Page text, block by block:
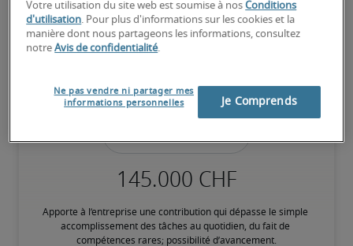
et les objets attachés à ses fonctions.
Apporte à l’entreprise une contribution qui dépasse le simple
accomplissement des tâches au quotidien, du fait de
compétences rares; possibilité d’avancement.
Votre utilisation du site web est soumise à nosConditions
d'utilisation. Pour plus d'informations sur les cookies et la
manière dont nous partageons les informations, consultez
notreAvis de confidentialité.
Ne pas vendre ni partager mes
informations personnelles
Je Comprends